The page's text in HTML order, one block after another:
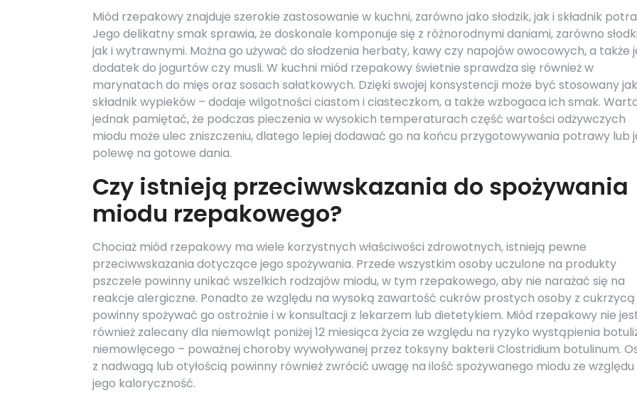
Miód rzepakowy znajduje szerokie zastosowanie w kuchni, zarówno jako słodzik, jak i składnik
Jego delikatny smak sprawia, że doskonale komponuje się z różnorodnymi daniami, zarówno
jak i wytrawnymi. Można go używać do słodzenia herbaty, kawy czy napojów owocowych, a także
dodatek do jogurtów czy musli. W kuchni miód rzepakowy świetnie sprawdza się również w
marynatach do mięs oraz sosach sałatkowych. Dzięki swojej konsystencji może być stosowany
składnik wypieków – dodaje wilgotności ciastom i ciasteczkom, a także wzbogaca ich smak.
jednak pamiętać, że podczas pieczenia w wysokich temperaturach część wartości odżywczych
miodu może ulec zniszczeniu, dlatego lepiej dodawać go na końcu przygotowywania potrawy lub
polewę na gotowe dania.
Czy istnieją przeciwwskazania do spożywania
miodu rzepakowego?
Chociaż miód rzepakowy ma wiele korzystnych właściwości zdrowotnych, istnieją pewne
przeciwwskazania dotyczące jego spożywania. Przede wszystkim osoby uczulone na produkty
pszczele powinny unikać wszelkich rodzajów miodu, w tym rzepakowego, aby nie narażać się na
reakcje alergiczne. Ponadto ze względu na wysoką zawartość cukrów prostych osoby z cukrzycą
powinny spożywać go ostrożnie i w konsultacji z lekarzem lub dietetykiem. Miód rzepakowy nie
również zalecany dla niemowląt poniżej 12 miesiąca życia ze względu na ryzyko wystąpienia
niemowlęcego – poważnej choroby wywoływanej przez toksyny bakterii Clostridium botulinum.
z nadwagą lub otyłością powinny również zwrócić uwagę na ilość spożywanego miodu ze względu
jego kaloryczność.